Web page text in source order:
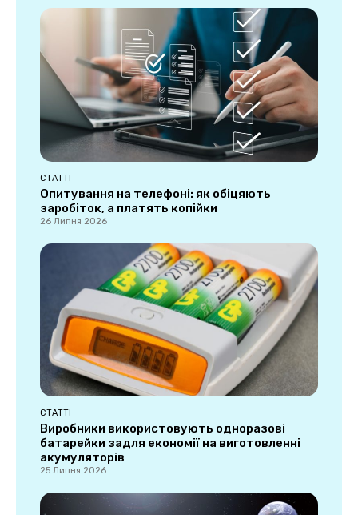
СТАТТІ
Опитування на телефоні: як обіцяють
заробіток, а платять копійки
26 Липня 2026
СТАТТІ
Виробники використовують одноразові
батарейки задля економії на виготовленні
акумуляторів
25 Липня 2026